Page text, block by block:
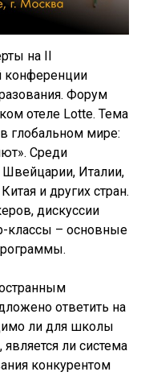
на II
конференции
Форум
отеле Lotte. Тема
глобальном мире:
Среди
Швейцарии, Италии,
и других стран.
дискуссии
классы – основные
ответить на
ли для школы
ли система
конкурентом